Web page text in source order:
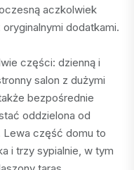
aczkolwiek
dodatkami.
części: dzienną i
salon z dużymi
bezpośrednie
oddzielona od
Lewa część domu to
i trzy sypialnie, w tym